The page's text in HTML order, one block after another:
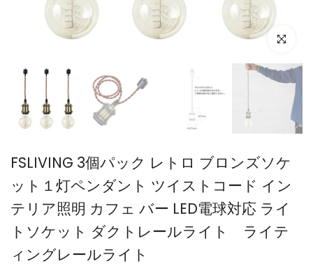
FSLIVING 3個パック レトロ ブロンズソケ
ット１灯ペンダント ツイストコード イン
テリア照明 カフェ バー LED電球対応 ライ
トソケット ダクトレールライト ライテ
ィングレールライト